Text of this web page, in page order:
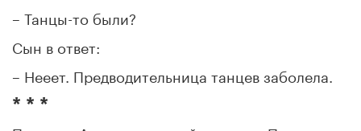
– Танцы-то были?
Сын в ответ:
– Нееет. Предводительница танцев заболела.
* * *